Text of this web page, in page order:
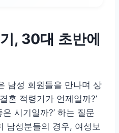
, 30대 초반에
남성 회원들을 만나며 상
혼 적령기가 언제일까?’
시기일까?’ 하는 질문
남성분들의 경우, 여성보